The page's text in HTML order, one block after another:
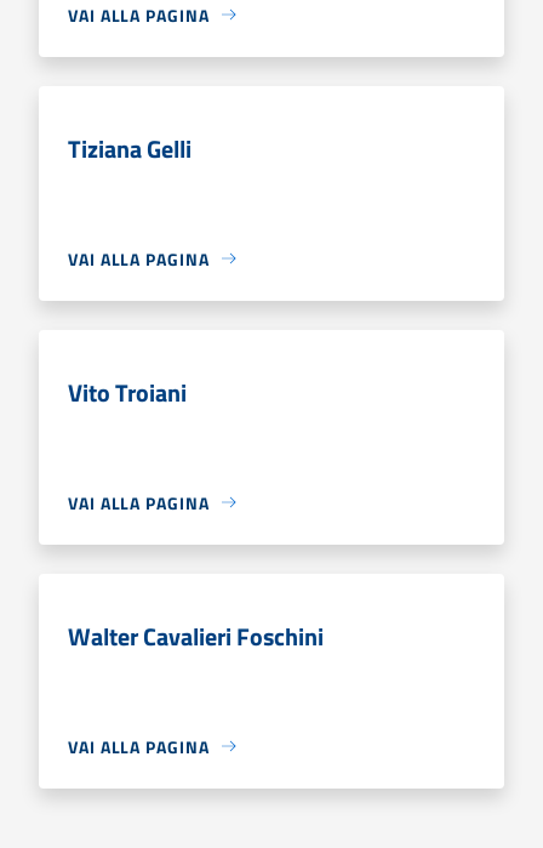
VAI ALLA PAGINA
Tiziana Gelli
VAI ALLA PAGINA
Vito Troiani
VAI ALLA PAGINA
Walter Cavalieri Foschini
VAI ALLA PAGINA